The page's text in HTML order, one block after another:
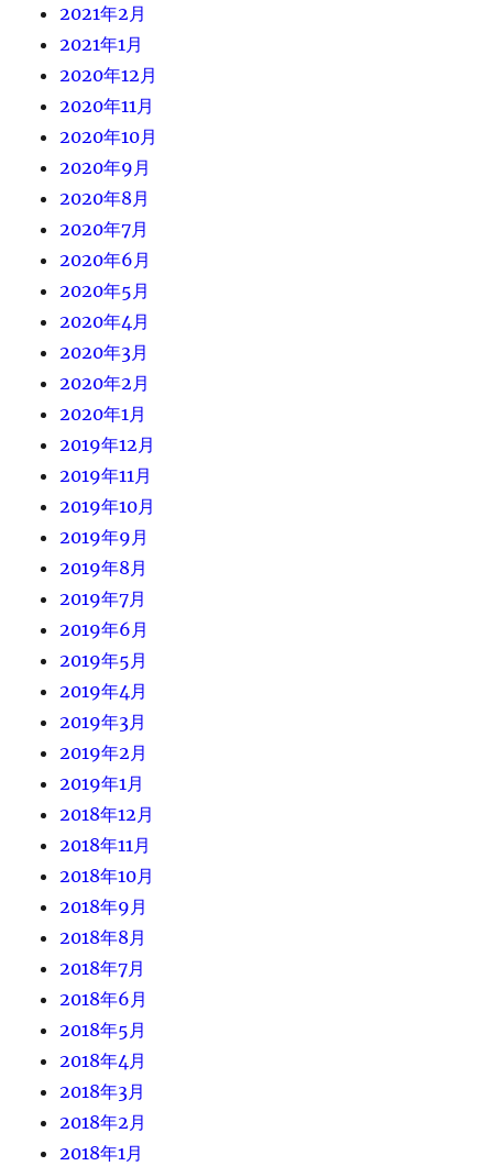
2021年2月
2021年1月
2020年12月
2020年11月
2020年10月
2020年9月
2020年8月
2020年7月
2020年6月
2020年5月
2020年4月
2020年3月
2020年2月
2020年1月
2019年12月
2019年11月
2019年10月
2019年9月
2019年8月
2019年7月
2019年6月
2019年5月
2019年4月
2019年3月
2019年2月
2019年1月
2018年12月
2018年11月
2018年10月
2018年9月
2018年8月
2018年7月
2018年6月
2018年5月
2018年4月
2018年3月
2018年2月
2018年1月